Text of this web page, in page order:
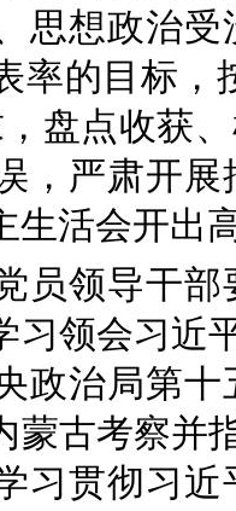
思想政治
率的目标，
盘点收获
，严肃开
生活会开出
领导干部
习领会习近
政治局第
蒙古考察并
习贯彻习